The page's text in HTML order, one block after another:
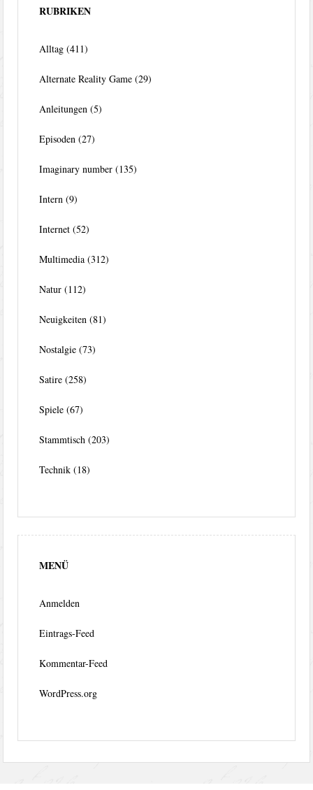
RUBRIKEN
Alltag (411)
Alternate Reality Game (29)
Anleitungen (5)
Episoden (27)
Imaginary number (135)
Intern (9)
Internet (52)
Multimedia (312)
Natur (112)
Neuigkeiten (81)
Nostalgie (73)
Satire (258)
Spiele (67)
Stammtisch (203)
Technik (18)
MENÜ
Anmelden
Eintrags-Feed
Kommentar-Feed
WordPress.org